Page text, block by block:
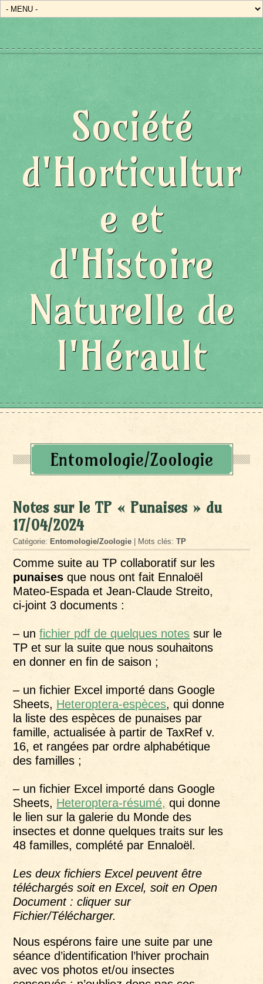
Société
d'Horticultur
e et
d'Histoire
Naturelle de
l'Hérault
Entomologie/Zoologie
Notes sur le TP « Punaises » du
17/04/2024
Catégorie: Entomologie/Zoologie | Mots clés:TP
Comme suite au TP collaboratif sur les
punaises que nous ont fait Ennaloël
Mateo-Espada et Jean-Claude Streito,
ci-joint 3 documents :
– unfichier pdf de quelques notes sur le
TP et sur la suite que nous souhaitons
en donner en fin de saison ;
– un fichier Excel importé dans Google
Sheets, Heteroptera-espèces, qui donne
la liste des espèces de punaises par
famille, actualisée à partir de TaxRef v.
16, et rangées par ordre alphabétique
des familles ;
– un fichier Excel importé dans Google
Sheets, Heteroptera-résumé, qui donne
le lien sur la galerie du Monde des
insectes et donne quelques traits sur les
48 familles, complété par Ennaloël.
Les deux fichiers Excel peuvent être
téléchargés soit en Excel, soit en Open
Document : cliquer sur
Fichier/Télécharger.
Nous espérons faire une suite par une
séance d’identification l’hiver prochain
avec vos photos et/ou insectes